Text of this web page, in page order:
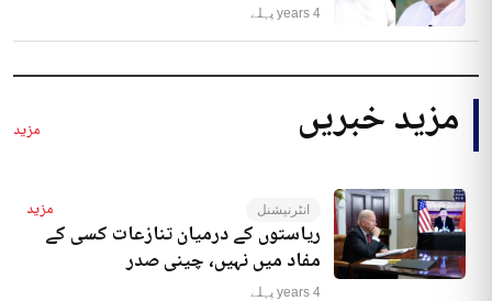
4 years پہلے
مزید خبریں مزید
انٹرنیشنل مزید
ریاستوں کے درمیان تنازعات کسی کے
مفاد میں نہیں، چینی صدر
4 years پہلے